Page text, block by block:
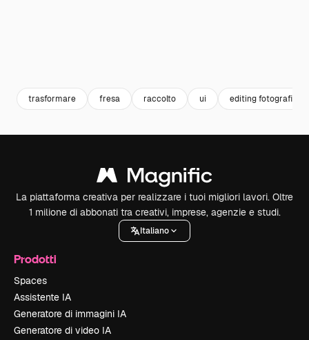
trasformare fresa raccolto ui editing fotografico
La piattaforma creativa per realizzare i tuoi migliori lavori. Oltre
1 milione di abbonati tra creativi, imprese, agenzie e studi.
Italiano
Prodotti
Spaces
Assistente IA
Generatore di immagini IA
Generatore di video IA